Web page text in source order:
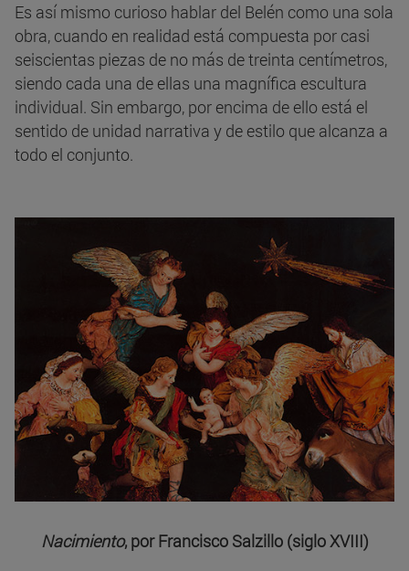
Es así mismo curioso hablar del Belén como una sola
obra, cuando en realidad está compuesta por casi
seiscientas piezas de no más de treinta centímetros,
siendo cada una de ellas una magnífica escultura
individual. Sin embargo, por encima de ello está el
sentido de unidad narrativa y de estilo que alcanza a
todo el conjunto.
Nacimiento, por Francisco Salzillo (siglo XVIII)